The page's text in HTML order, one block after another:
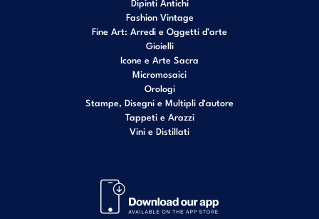
Fashion Vintage
Fine Art: Arredi e Oggetti d’arte
Gioielli
Icone e Arte Sacra
Micromosaici
Orologi
Stampe, Disegni e Multipli d'autore
Tappeti e Arazzi
Vini e Distillati